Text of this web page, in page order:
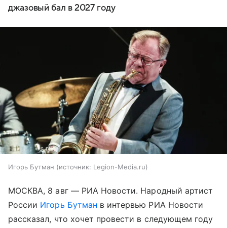
джазовый бал в 2027 году
Игорь Бутман источник: Legion-Media.ru
МОСКВА, 8 авг — РИА Новости. Народный артист
России Игорь Бутман в интервью РИА Новости
рассказал, что хочет провести в следующем году